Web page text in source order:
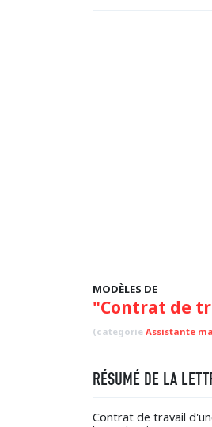
MODÈLES DE
"Contrat de
(categorie Assistante
RÉSUMÉ DE LA
Contrat de travail